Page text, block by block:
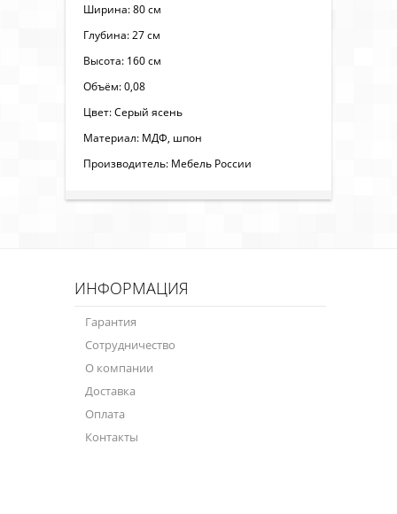
Ширина: 80 см
Глубина: 27 см
Высота: 160 см
Объём: 0,08
Цвет: Серый ясень
Материал: МДФ, шпон
Производитель: Мебель России
ИНФОРМАЦИЯ
Гарантия
Сотрудничество
О компании
Доставка
Оплата
Контакты